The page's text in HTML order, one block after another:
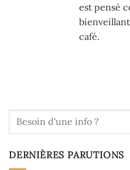
est pensé
café.
DERNIÈRES PARUTIONS